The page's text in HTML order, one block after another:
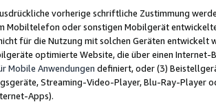
vorherige schriftliche Zustimmung
Mobiltelefon oder sonstigen Mobilgerät
für die Nutzung mit solchen Geräten
optimierte Website, die über einen
Mobile Anwendungen definiert, oder (3)
Streaming-Video-Player, Blu-Ray-Player
Apps).